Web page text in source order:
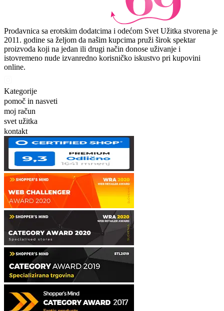
Prodavnica sa erotskim dodatcima i odećom Svet Užitka stvorena je
2011. godine sa željom da našim kupcima pruži širok spektar
proizvoda koji na jedan ili drugi način donose uživanje i
istovremeno nude izvanredno korisničko iskustvo pri kupovini
online.
Kategorije
pomoč in nasveti
moj račun
svet užitka
kontakt